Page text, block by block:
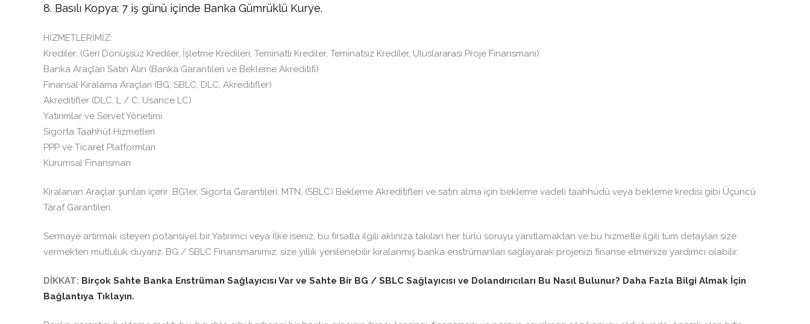
8. Basılı Kopya: 7 iş günü içinde Banka Gümrüklü Kurye.
HİZMETLERİMİZ:
Krediler: (Geri Dönüşsüz Krediler, İşletme Kredileri, Teminatlı Krediler, Teminatsız Krediler, Uluslararası Proje Finansmanı)
Banka Araçları Satın Alın (Banka Garantileri ve Bekleme Akreditifi)
Finansal Kiralama Araçları (BG, SBLC, DLC, Akreditifler)
Akreditifler (DLC, L / C, Usance LC)
Yatırımlar ve Servet Yönetimi
Sigorta Taahhüt Hizmetleri
PPP ve Ticaret Platformları
Kurumsal Finansman
Kiralanan Araçlar şunları içerir: BG’ler, Sigorta Garantileri, MTN, (SBLC) Bekleme Akreditifleri ve satın alma için bekleme vadeli taahhüdü veya bekleme kredisi gibi Üçüncü
Taraf Garantileri.
Sermaye artırmak isteyen potansiyel bir Yatırımcı veya İlke iseniz, bu fırsatla ilgili aklınıza takılan her türlü soruyu yanıtlamaktan ve bu hizmetle ilgili tüm detayları size
vermekten mutluluk duyarız. BG / SBLC Finansmanımız, size yıllık yenilenebilir kiralanmış banka enstrümanları sağlayarak projenizi finanse etmenize yardımcı olabilir.
DİKKAT: Birçok Sahte Banka Enstrüman Sağlayıcısı Var ve Sahte Bir BG / SBLC Sağlayıcısı ve Dolandırıcıları Bu Nasıl Bulunur? Daha Fazla Bilgi Almak İçin
Bağlantıya Tıklayın.